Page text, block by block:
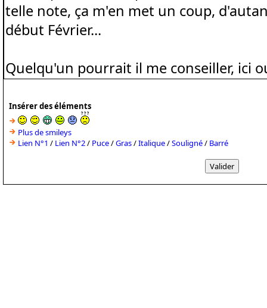
Insérer des éléments
Plus de smileys
Lien N°1 / Lien N°2/ Puce/Gras/Italique/Souligné/ Barré